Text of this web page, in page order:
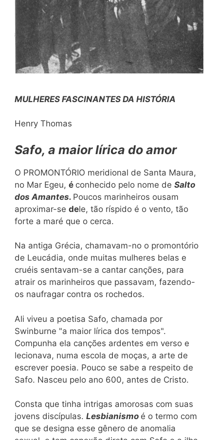
MULHERES FASCINANTES DA HISTÓRIA
Henry Thomas
Safo, a maior lírica do amor
O PROMONTÓRIO meridional de Santa Maura,
no Mar Egeu, é conhecido pelo nome de Salto
dos Amantes. Poucos marinheiros ousam
aproximar-se dele, tão ríspido é o vento, tão
forte a maré que o cerca.
Na antiga Grécia, chamavam-no o promontório
de Leucádia, onde muitas mulheres belas e
cruéis sentavam-se a cantar canções, para
atrair os marinheiros que passavam, fazendo-
os naufragar contra os rochedos.
Ali viveu a poetisa Safo, chamada por
Swinburne "a maior lírica dos tempos".
Compunha ela canções ardentes em verso e
lecionava, numa escola de moças, a arte de
escrever poesia. Pouco se sabe a respeito de
Safo. Nasceu pelo ano 600, antes de Cristo.
Consta que tinha intrigas amorosas com suas
jovens discípulas. Lesbianismo é o termo com
que se designa esse gênero de anomalia